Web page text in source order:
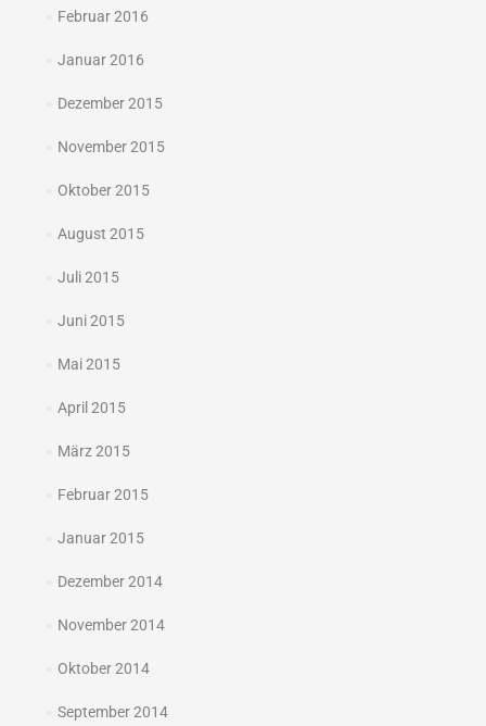
Februar 2016
Januar 2016
Dezember 2015
November 2015
Oktober 2015
August 2015
Juli 2015
Juni 2015
Mai 2015
April 2015
März 2015
Februar 2015
Januar 2015
Dezember 2014
November 2014
Oktober 2014
September 2014